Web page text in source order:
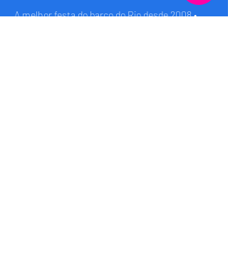
A melhor festa do barco do Rio desde 2008 •